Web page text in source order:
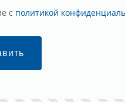
с политикой